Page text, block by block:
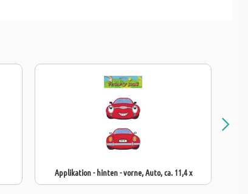
Applikation - hinten - vorne, Auto, ca. 11,4 x